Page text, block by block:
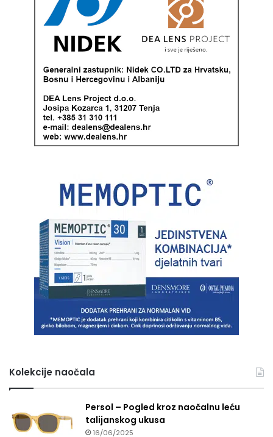
Kolekcije naočala
Persol – Pogled kroz naočalnu leću
talijanskog ukusa
16/06/2025